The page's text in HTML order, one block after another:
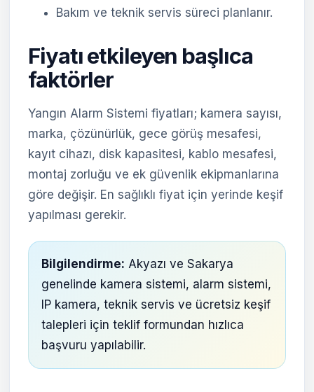
Bakım ve teknik servis süreci planlanır.
Fiyatı etkileyen başlıca
faktörler
Yangın Alarm Sistemi fiyatları; kamera sayısı,
marka, çözünürlük, gece görüş mesafesi,
kayıt cihazı, disk kapasitesi, kablo mesafesi,
montaj zorluğu ve ek güvenlik ekipmanlarına
göre değişir. En sağlıklı fiyat için yerinde keşif
yapılması gerekir.
Bilgilendirme: Akyazı ve Sakarya
genelinde kamera sistemi, alarm sistemi,
IP kamera, teknik servis ve ücretsiz keşif
talepleri için teklif formundan hızlıca
başvuru yapılabilir.